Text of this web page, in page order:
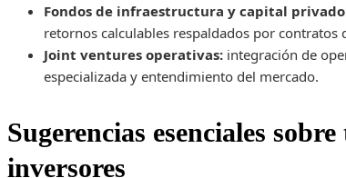
Fondos de infraestructura y capital
retornos calculables respaldados por
Joint ventures operativas: integración de
especializada y entendimiento del mercado.
Sugerencias esenciales
inversores